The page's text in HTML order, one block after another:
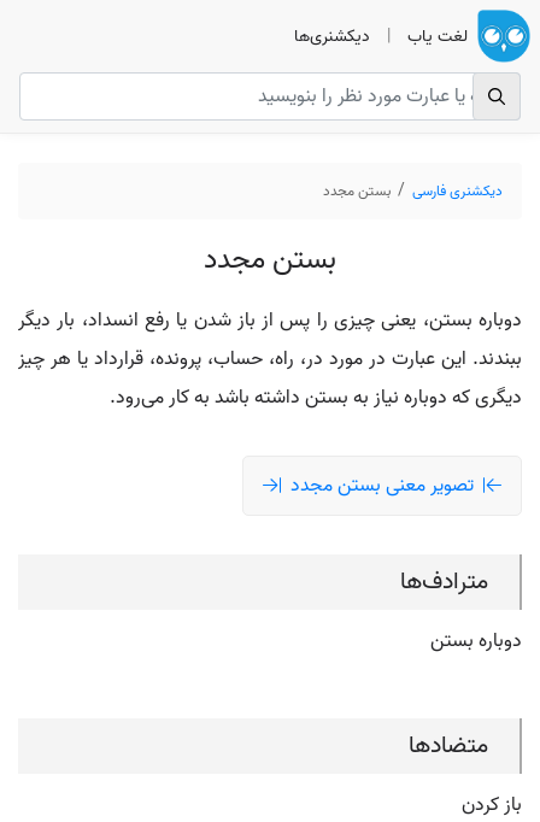
لغت یاب | دیکشنری‌ها
دیکشنری فارسی بستن مجدد
بستن مجدد
دوباره بستن، یعنی چیزی را پس از باز شدن یا رفع انسداد، بار دیگر
ببندند. این عبارت در مورد در، راه، حساب، پرونده، قرارداد یا هر چیز
دیگری که دوباره نیاز به بستن داشته باشد به کار می‌رود.
تصویر معنی بستن مجدد
مترادف‌ها
دوباره بستن
متضادها
باز کردن